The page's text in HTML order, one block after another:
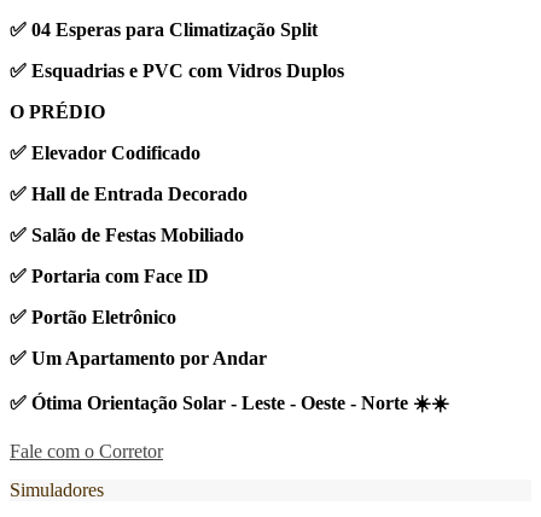
✅ 04 Esperas para Climatização Split
✅ Esquadrias e PVC com Vidros Duplos
O PRÉDIO
✅ Elevador Codificado
✅ Hall de Entrada Decorado
✅ Salão de Festas Mobiliado
✅ Portaria com Face ID
✅ Portão Eletrônico
✅ Um Apartamento por Andar
✅ Ótima Orientação Solar - Leste - Oeste - Norte ☀️☀️
Fale com o Corretor
Simuladores